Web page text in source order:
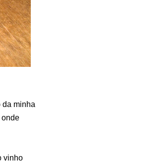
da minha
onde
vinho